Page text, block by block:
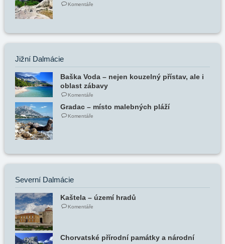
Komentáře
Jižní Dalmácie
Baška Voda – nejen kouzelný přístav, ale i
oblast zábavy
Komentáře
Gradac – místo malebných pláží
Komentáře
Severní Dalmácie
Kaštela – území hradů
Komentáře
Chorvatské přírodní památky a národní